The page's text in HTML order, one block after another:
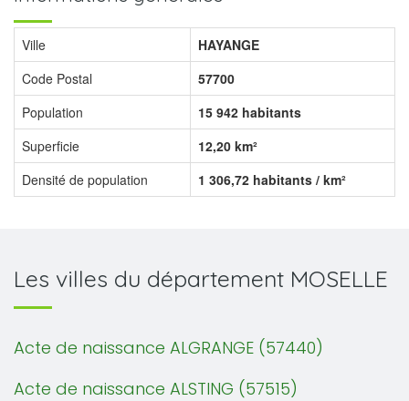
Ville
HAYANGE
Code Postal
57700
Population
15 942 habitants
Superficie
12,20 km²
Densité de population
1 306,72 habitants / km²
Les villes du département MOSELLE
Acte de naissance ALGRANGE (57440)
Acte de naissance ALSTING (57515)